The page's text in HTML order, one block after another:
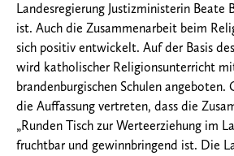
Landesregierung Justizministerin Beate
ist. Auch die Zusammenarbeit beim
sich positiv entwickelt. Auf der Basis
wird katholischer Religionsunterricht
brandenburgischen Schulen angeboten.
die Auffassung vertreten, dass die
„Runden Tisch zur Werteerziehung im
fruchtbar und gewinnbringend ist. Die